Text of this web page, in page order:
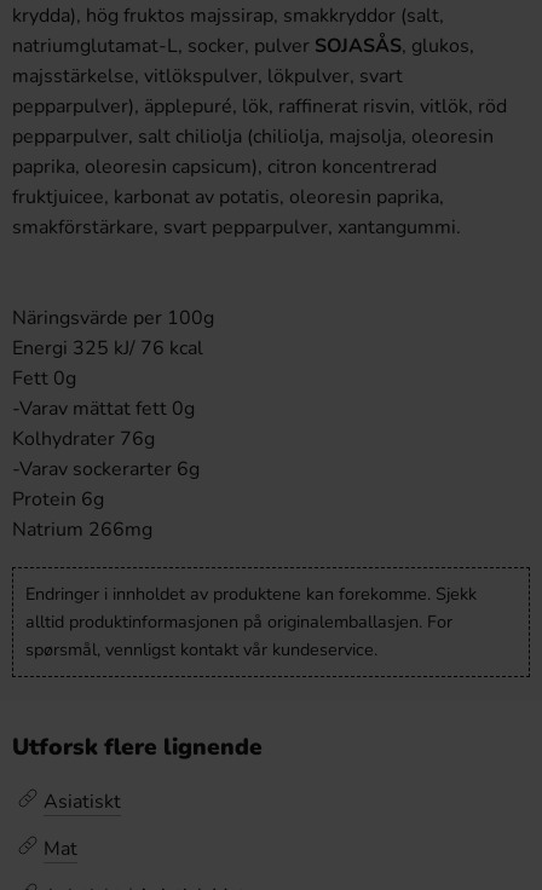
krydda), hög fruktos majssirap, smakkryddor (salt,
natriumglutamat-L, socker, pulver SOJASÅS, glukos,
majsstärkelse, vitlökspulver, lökpulver, svart
pepparpulver), äpplepuré, lök, raffinerat risvin, vitlök, röd
pepparpulver, salt chiliolja (chiliolja, majsolja, oleoresin
paprika, oleoresin capsicum), citron koncentrerad
fruktjuicee, karbonat av potatis, oleoresin paprika,
smakförstärkare, svart pepparpulver, xantangummi.
Näringsvärde per 100g
Energi 325 kJ/ 76 kcal
Fett 0g
-Varav mättat fett 0g
Kolhydrater 76g
-Varav sockerarter 6g
Protein 6g
Natrium 266mg
Endringer i innholdet av produktene kan forekomme. Sjekk
alltid produktinformasjonen på originalemballasjen. For
spørsmål, vennligst kontakt vår kundeservice.
Utforsk flere lignende
Asiatiskt
Mat